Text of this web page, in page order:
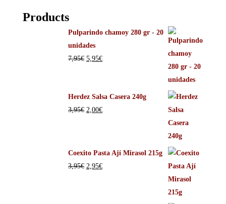
Products
Pulparindo chamoy 280 gr - 20
unidades
7,95€ 5,95€
Herdez Salsa Casera 240g
3,95€ 2,00€
Coexito Pasta Ají Mirasol 215g
3,95€ 2,95€